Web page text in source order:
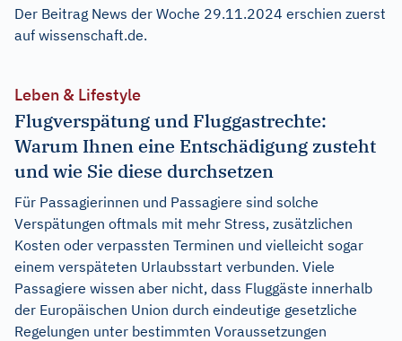
Der Beitrag News der Woche 29.11.2024 erschien zuerst
auf wissenschaft.de.
Leben & Lifestyle
Flugverspätung und Fluggastrechte:
Warum Ihnen eine Entschädigung zusteht
und wie Sie diese durchsetzen
Für Passagierinnen und Passagiere sind solche
Verspätungen oftmals mit mehr Stress, zusätzlichen
Kosten oder verpassten Terminen und vielleicht sogar
einem verspäteten Urlaubsstart verbunden. Viele
Passagiere wissen aber nicht, dass Fluggäste innerhalb
der Europäischen Union durch eindeutige gesetzliche
Regelungen unter bestimmten Voraussetzungen